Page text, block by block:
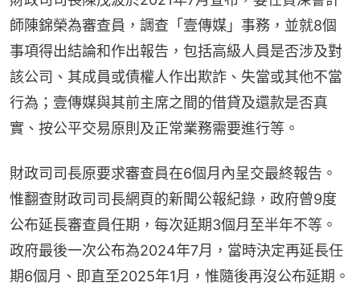
師陳錦榮為審查員，調查「壹傳媒」事務，並就8個
事項得出結論和作出報告，包括高級人員是否涉及對
該公司、其成員或債權人作出欺詐、失當或其他不當
行為；壹傳媒與其前主席之間的借貸及還款是否真
實、按公平交易原則及正常業務需要進行等。
財政司司長原要求審查員在6個月內呈交最終報告。
惟翻查財政司司長網頁的新聞公報紀錄，政府曾9度
公布延長審查員任期，每次延期3個月至半年不等。
政府最後一次公布為2024年7月，當時決定再延長任
期6個月、即直至2025年1月，惟隨後再沒公布延期。